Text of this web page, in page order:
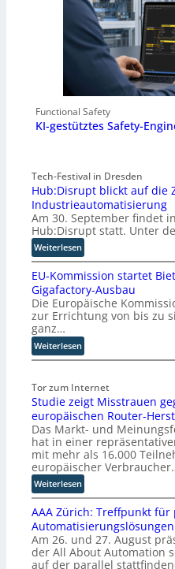
Functional Safety
KI-gestütztes Safety-
Tech-Festival in Dresden
Hub:Disrupt blickt auf die
Industrieautomatisierung
Am 30. September findet
Hub:Disrupt statt. Unter
Weiterlesen:
H
u
b
:
D
s
r
p
t
b
l
i
c
k
t
a
u
f
d
i
EU-Kommission startet
Gigafactory-Ausbau
Die Europäische
zur Errichtung von bis zu
ganz…
Weiterlesen:
E
-
K
o
m
m
s
s
i
o
n
s
t
Tor zum Internet
Studie zeigt Misstrauen
europäischen Router-
Das Markt- und
hat in einer
mit mehr als 16.000
europäischer
Weiterlesen:
S
t
u
d
i
AAA Zürich: Treffpunkt für
Automatisierungslösungen
Am 26. und 27. August
der All About Automation
auf der parallel